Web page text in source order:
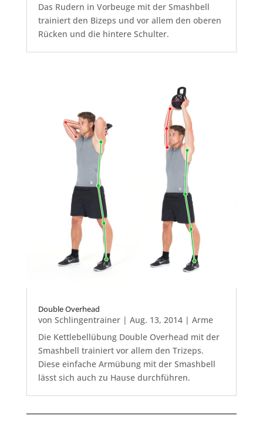
Das Rudern in Vorbeuge mit der Smashbell
trainiert den Bizeps und vor allem den oberen
Rücken und die hintere Schulter.
Double Overhead
von Schlingentrainer| Aug. 13, 2014| Arme
Die Kettlebellübung Double Overhead mit der
Smashbell trainiert vor allem den Trizeps.
Diese einfache Armübung mit der Smashbell
lässt sich auch zu Hause durchführen.